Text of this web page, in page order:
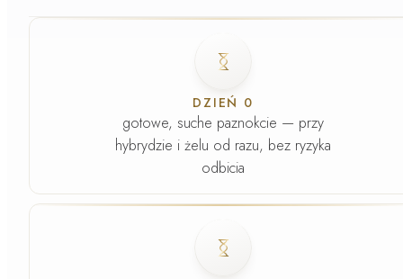
DZIEŃ 0
gotowe, suche paznokcie — przy
hybrydzie i żelu od razu, bez ryzyka
odbicia